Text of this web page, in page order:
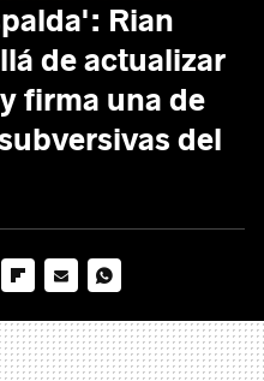
Rian
de actualizar
firma una de
del
MAIL